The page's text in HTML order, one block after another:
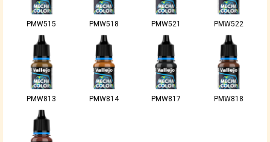
PMW515 PMW518 PMW521 PMW522
PMW813 PMW814 PMW817 PMW818